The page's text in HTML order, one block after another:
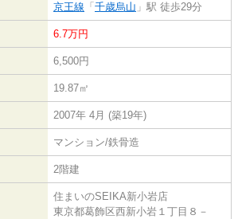
京王線 「 千歳烏山 」駅 徒歩29分
6.7万円
6,500円
19.87㎡
2007年 4月 (築19年)
マンション/鉄骨造
2階建
住まいのSEIKA新小岩店
東京都葛飾区西新小岩１丁目８－